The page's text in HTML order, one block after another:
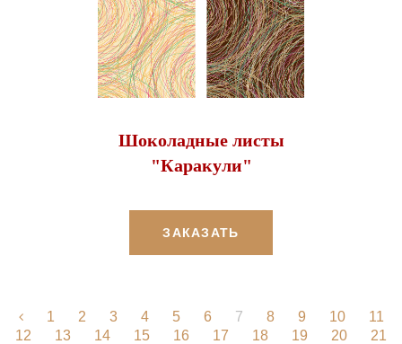
Шоколадные листы
"Каракули"
ЗАКАЗАТЬ
1 2 3 4 5 6 7 8 9 10
11
12
13 14 15 16 17 18 19 20
21